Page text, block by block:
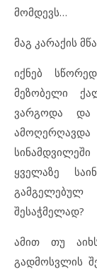
მომდევს…
მაგ კარაქის
იქნებ
მეზობელი
ვარგოდა და
ამოღერღავდა
ყველაზე
გამგელებულ
შესაჭმელად?
ამით თუ
გადმოსვლის